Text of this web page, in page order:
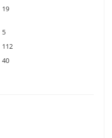
19
5
112
40